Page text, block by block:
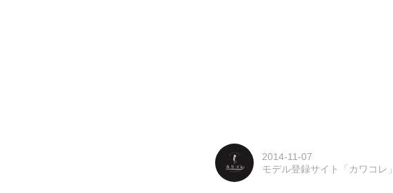
2014-11-07
モデル登録サイト「カワコレ」